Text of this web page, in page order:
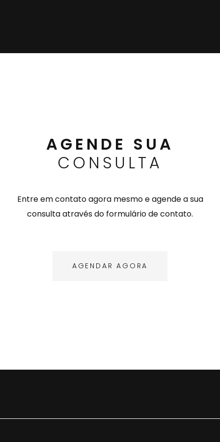
AGENDE SUA
CONSULTA
Entre em contato agora mesmo e agende a sua
consulta através do formulário de contato.
AGENDAR AGORA